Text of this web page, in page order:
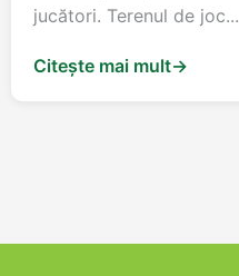
jucători. Terenul de joc...
Citește mai mult→